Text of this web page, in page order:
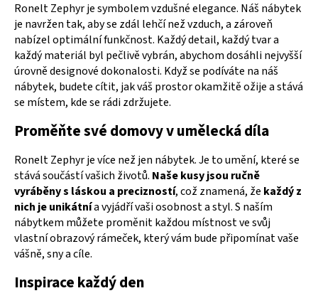
Ronelt Zephyr je symbolem vzdušné elegance. Náš nábytek
je navržen tak, aby se zdál lehčí než vzduch, a zároveň
nabízel optimální funkčnost. Každý detail, každý tvar a
každý materiál byl pečlivě vybrán, abychom dosáhli nejvyšší
úrovně designové dokonalosti. Když se podíváte na náš
nábytek, budete cítit, jak váš prostor okamžitě ožije a stává
se místem, kde se rádi zdržujete.
Proměňte své domovy v umělecká díla
Ronelt Zephyr je více než jen nábytek. Je to umění, které se
stává součástí vašich životů. Naše kusy jsou ručně
vyráběny s láskou a precizností, což znamená, že každý z
nich je unikátnía vyjádří vaši osobnost a styl. S naším
nábytkem můžete proměnit každou místnost ve svůj
vlastní obrazový rámeček, který vám bude připomínat vaše
vášně, sny a cíle.
Inspirace každý den